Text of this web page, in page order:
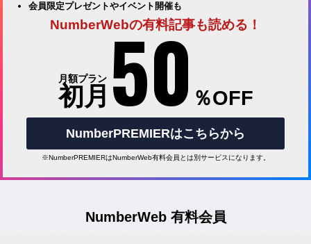
会員限定プレゼントやイベント開催も
NumberWebの有料記事も読める！
月額プラン
初月 50 ％OFF
NumberPREMIERはこちらから
※NumberPREMIERはNumberWeb有料会員とは別サービスになります。
NumberWeb 有料会員